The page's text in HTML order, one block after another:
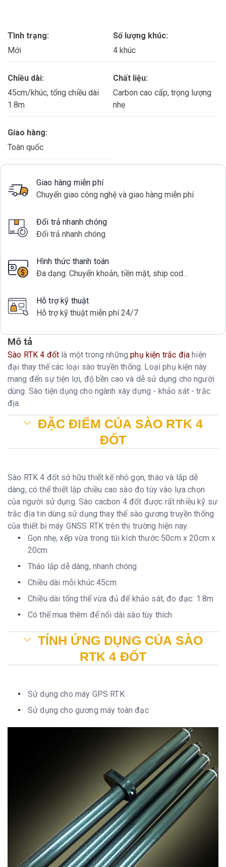
Tình trạng:
Mới
Số lượng khúc:
4 khúc
Chiều dài:
45cm/khúc, tổng chiều dài
1.8m
Chất liệu:
Carbon cao cấp, trọng lượng
nhẹ
Giao hàng:
Toàn quốc
Giao hàng miễn phí
Chuyển giao công nghệ và giao hàng miễn phí
Đổi trả nhanh chóng
Đổi trả nhanh chóng
Hình thức thanh toán
Đa dạng: Chuyển khoản, tiền mặt, ship cod...
Hỗ trợ kỹ thuật
Hỗ trợ kỹ thuật miễn phí 24/7
Mô tả
Sào RTK 4 đốt là một trong nhữngphụ kiện trắc địa hiện
đại thay thế các loại sào truyền thống. Loại phụ kiện này
mang đến sự tiện lợi, độ bền cao và dễ sử dụng cho người
dùng. Sào tiện dụng cho ngành xây dựng - khảo sát - trắc
địa.
ĐẶC ĐIỂM CỦA SÀO RTK 4
ĐỐT
Sào RTK 4 đốt sở hữu thiết kế nhỏ gọn, tháo và lắp dễ
dàng, có thể thiết lập chiều cao sào đo tùy vào lựa chọn
của người sử dụng. Sào cacbon 4 đốt được rất nhiều kỹ sư
trắc địa tin dùng sử dụng thay thế sào gương truyền thống
của thiết bị máy GNSS RTK trên thị trường hiện nay.
Gọn nhẹ, xếp vừa trong túi kích thước 50cm x 20cm x
20cm
Tháo lắp dễ dàng, nhanh chóng
Chiều dài mỗi khúc 45cm
Chiều dài tổng thể vừa đủ để khảo sát, đo đạc: 1.8m
Có thể mua thêm để nối dài sào tùy thích
TÍNH ỨNG DỤNG CỦA SÀO
RTK 4 ĐỐT
Sử dụng cho máy GPS RTK
Sử dụng cho gương máy toàn đạc